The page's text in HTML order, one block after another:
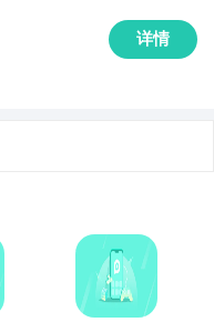
务规划工具，帮助您
理、投资计划和退休
的记账工具，支持
表功能，帮助您掌
详情